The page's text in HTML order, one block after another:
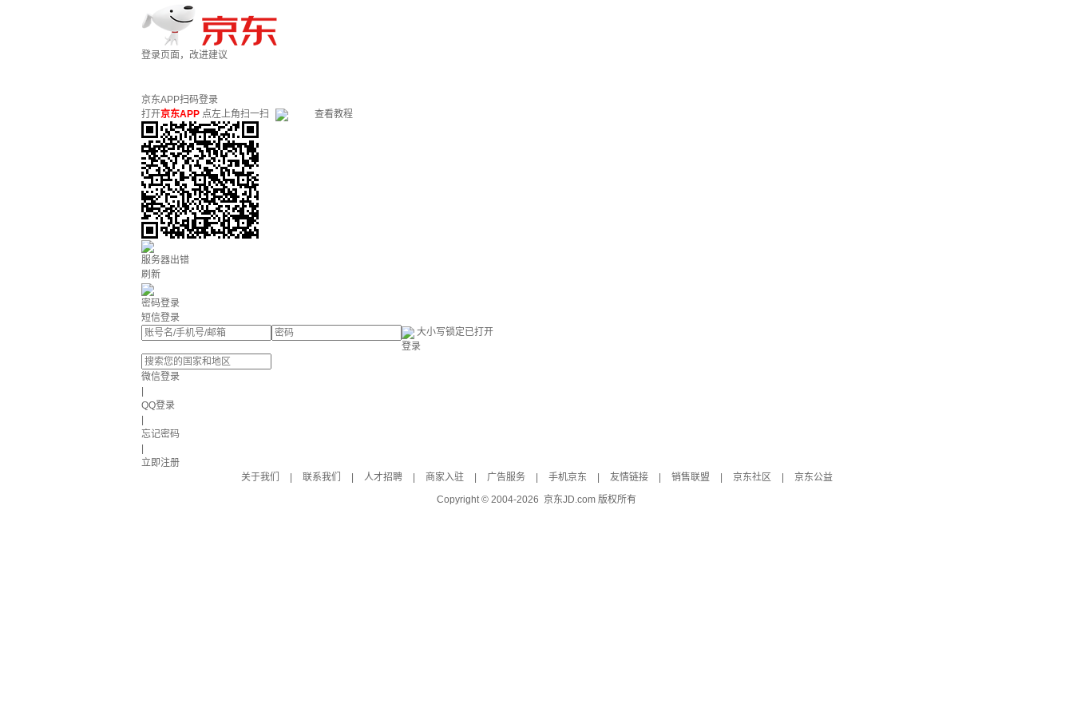
登录页面，改进建议
京东APP扫码登录
打开京东APP 点左上角扫一扫 查看教程
服务器出错
刷新
密码登录
短信登录
大小写锁定已打开
登录
微信登录
QQ登录
忘记密码
立即注册
关于我们
联系我们 人才招聘 商家入驻 广告服务 手机京东 友情链接 销售联盟 京东社区
京东公益
Copyright © 2004-2026 京东JD.com 版权所有